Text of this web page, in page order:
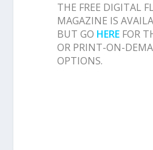
THE FREE DIGITAL
MAGAZINE IS
BUT GO HERE FOR
OR PRINT-ON-
OPTIONS.